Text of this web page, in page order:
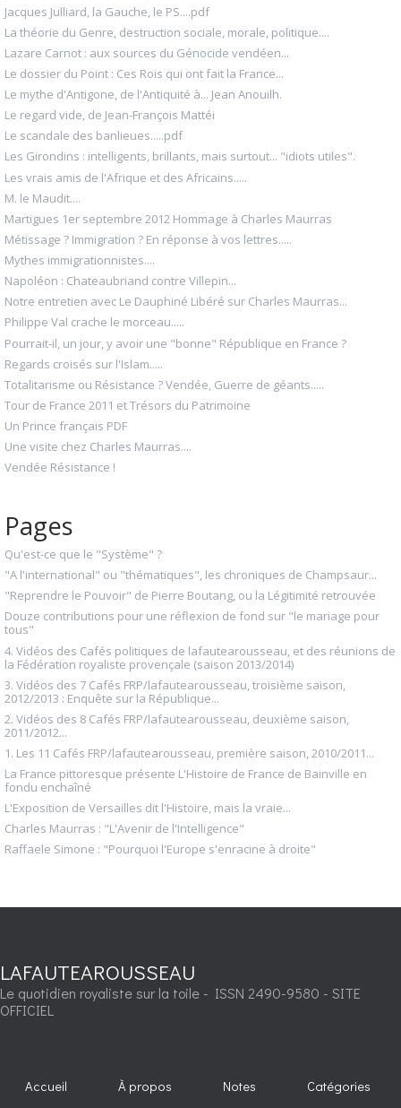
Jacques Julliard, la Gauche, le PS....pdf
La théorie du Genre, destruction sociale, morale, politique....
Lazare Carnot : aux sources du Génocide vendéen...
Le dossier du Point : Ces Rois qui ont fait la France...
Le mythe d'Antigone, de l'Antiquité à... Jean Anouilh.
Le regard vide, de Jean-François Mattéi
Le scandale des banlieues.....pdf
Les Girondins : intelligents, brillants, mais surtout... "idiots utiles".
Les vrais amis de l'Afrique et des Africains.....
M. le Maudit....
Martigues 1er septembre 2012 Hommage à Charles Maurras
Métissage ? Immigration ? En réponse à vos lettres.....
Mythes immigrationnistes....
Napoléon : Chateaubriand contre Villepin...
Notre entretien avec Le Dauphiné Libéré sur Charles Maurras...
Philippe Val crache le morceau.....
Pourrait-il, un jour, y avoir une "bonne" République en France ?
Regards croisés sur l'Islam.....
Totalitarisme ou Résistance ? Vendée, Guerre de géants.....
Tour de France 2011 et Trésors du Patrimoine
Un Prince français PDF
Une visite chez Charles Maurras....
Vendée Résistance !
Pages
Qu'est-ce que le "Système" ?
"A l'international" ou "thématiques", les chroniques de Champsaur...
"Reprendre le Pouvoir" de Pierre Boutang, ou la Légitimité retrouvée
Douze contributions pour une réflexion de fond sur "le mariage pour
tous"
4. Vidéos des Cafés politiques de lafautearousseau, et des réunions de
la Fédération royaliste provençale (saison 2013/2014)
3. Vidéos des 7 Cafés FRP/lafautearousseau, troisième saison,
2012/2013 : Enquête sur la République...
2. Vidéos des 8 Cafés FRP/lafautearousseau, deuxième saison,
2011/2012...
1. Les 11 Cafés FRP/lafautearousseau, première saison, 2010/2011...
La France pittoresque présente L'Histoire de France de Bainville en
fondu enchaîné
L'Exposition de Versailles dit l'Histoire, mais la vraie...
Charles Maurras : "L'Avenir de l'Intelligence"
Raffaele Simone : "Pourquoi l'Europe s'enracine à droite"
LAFAUTEAROUSSEAU
Le quotidien royaliste sur la toile - ISSN 2490-9580 - SITE
OFFICIEL
Accueil À propos Notes Catégories